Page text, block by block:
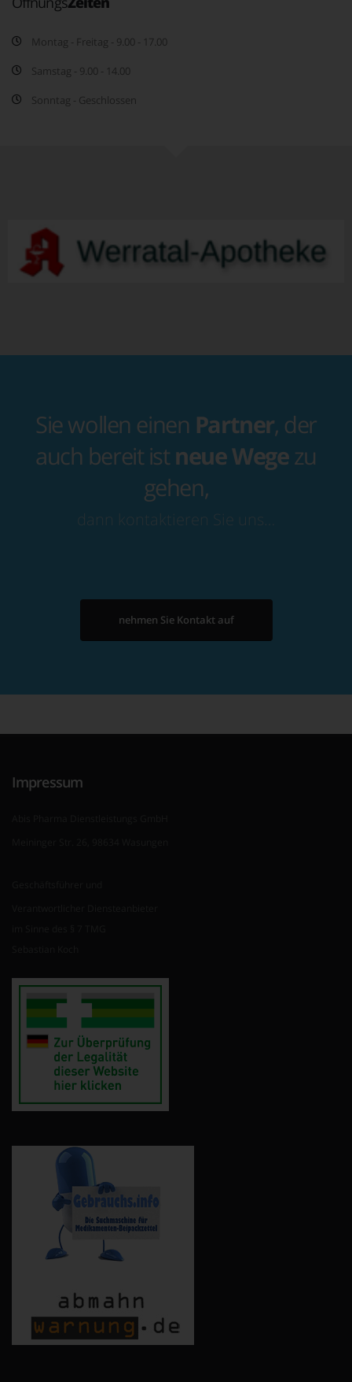
Montag - Freitag - 9.00 - 17.00
Samstag - 9.00 - 14.00
Sonntag - Geschlossen
Sie wollen einen Partner, der
auch bereit ist neue Wegezu
gehen,
dann kontaktieren Sie uns…
nehmen Sie Kontakt auf
Impressum